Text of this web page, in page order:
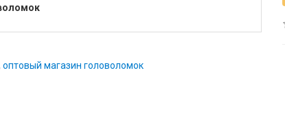
оптовый магазин головоломок